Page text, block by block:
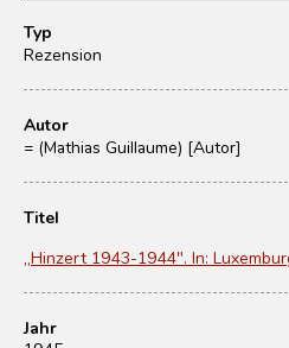
Typ
Rezension
Autor
= (Mathias Guillaume) [Autor]
Titel
„Hinzert 1943-1944". In:
Jahr